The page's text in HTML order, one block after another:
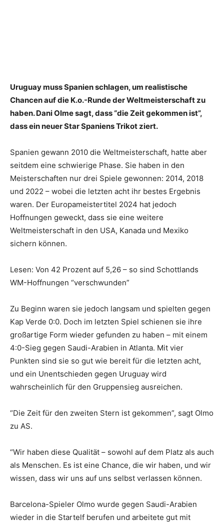
Uruguay muss Spanien schlagen, um realistische
Chancen auf die K.o.-Runde der Weltmeisterschaft zu
haben. Dani Olme sagt, dass “die Zeit gekommen ist”,
dass ein neuer Star Spaniens Trikot ziert.
Spanien gewann 2010 die Weltmeisterschaft, hatte aber
seitdem eine schwierige Phase. Sie haben in den
Meisterschaften nur drei Spiele gewonnen: 2014, 2018
und 2022 – wobei die letzten acht ihr bestes Ergebnis
waren. Der Europameistertitel 2024 hat jedoch
Hoffnungen geweckt, dass sie eine weitere
Weltmeisterschaft in den USA, Kanada und Mexiko
sichern können.
Lesen: Von 42 Prozent auf 5,26 – so sind Schottlands
WM-Hoffnungen “verschwunden”
Zu Beginn waren sie jedoch langsam und spielten gegen
Kap Verde 0:0. Doch im letzten Spiel schienen sie ihre
großartige Form wieder gefunden zu haben – mit einem
4:0-Sieg gegen Saudi-Arabien in Atlanta. Mit vier
Punkten sind sie so gut wie bereit für die letzten acht,
und ein Unentschieden gegen Uruguay wird
wahrscheinlich für den Gruppensieg ausreichen.
“Die Zeit für den zweiten Stern ist gekommen”, sagt Olmo
zu AS.
“Wir haben diese Qualität – sowohl auf dem Platz als auch
als Menschen. Es ist eine Chance, die wir haben, und wir
wissen, dass wir uns auf uns selbst verlassen können.
Barcelona-Spieler Olmo wurde gegen Saudi-Arabien
wieder in die Startelf berufen und arbeitete gut mit